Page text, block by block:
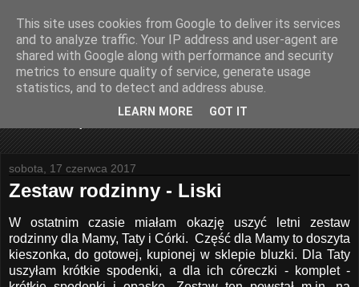
Joanna Sadowska Art
Joanna Sadowska Art - blog poświęcony rękodziełu,
kartkom okolicznościowym oraz podarunkom na wyjątkowe
okazje. Wszystkie prace wykonuję samodzielnie
sobota, 17 czerwca 2017
Zestaw rodzinny - Liski
W ostatnim czasie miałam okazję uszyć letni zestaw
rodzinny dla Mamy, Taty i Córki. Część dla Mamy to doszyta
kieszonka, do gotowej, kupionej w sklepie bluzki. Dla Taty
uszyłam krótkie spodenki, a dla ich córeczki - komplet -
This site uses cookies from Google to deliver its services
and to analyze traffic. Your IP address and user-agent are
shared with Google along with performance and security
metrics to ensure quality of service, generate usage
statistics, and to detect and address abuse.
LEARN MORE GOT IT